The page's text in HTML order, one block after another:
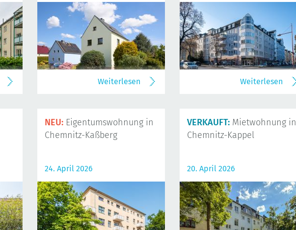
Weiterlesen Weiterlesen
NEU: Eigentumswohnung in
Chemnitz-Kaßberg
24. April 2026
VERKAUFT: Mietwohnung in
Chemnitz-Kappel
20. April 2026